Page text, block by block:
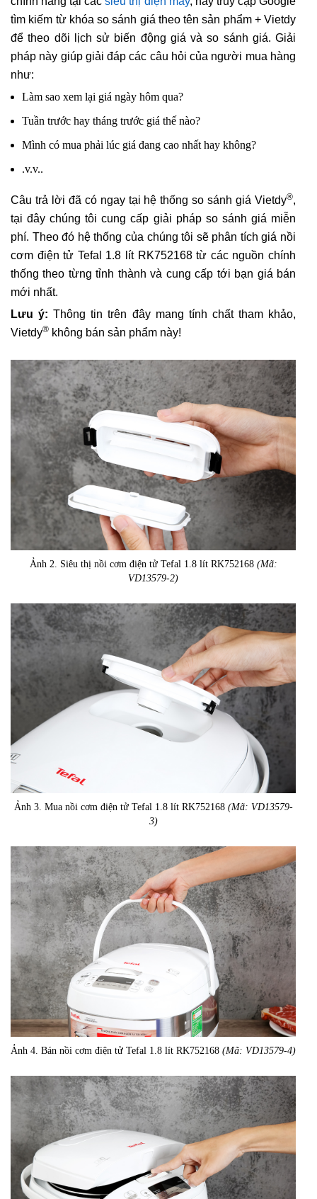
tìm kiếm từ khóa so sánh giá theo tên sản phẩm + Vietdy
để theo dõi lịch sử biến động giá và so sánh giá. Giải
pháp này giúp giải đáp các câu hỏi của người mua hàng
như:
Làm sao xem lại giá ngày hôm qua?
Tuần trước hay tháng trước giá thế nào?
Mình có mua phải lúc giá đang cao nhất hay không?
.v.v..
Câu trả lời đã có ngay tại hệ thống so sánh giá Vietdy®,
tại đây chúng tôi cung cấp giải pháp so sánh giá miễn
phí. Theo đó hệ thống của chúng tôi sẽ phân tích giá nồi
cơm điện tử Tefal 1.8 lít RK752168 từ các nguồn chính
thống theo từng tỉnh thành và cung cấp tới bạn giá bán
mới nhất.
Lưu ý: Thông tin trên đây mang tính chất tham khảo,
Vietdy® không bán sản phẩm này!
Ảnh 2. Siêu thị nồi cơm điện tử Tefal 1.8 lít RK752168 (Mã:
VD13579-2)
Ảnh 3. Mua nồi cơm điện tử Tefal 1.8 lít RK752168 (Mã: VD13579-
3)
Ảnh 4. Bán nồi cơm điện tử Tefal 1.8 lít RK752168 (Mã: VD13579-4)